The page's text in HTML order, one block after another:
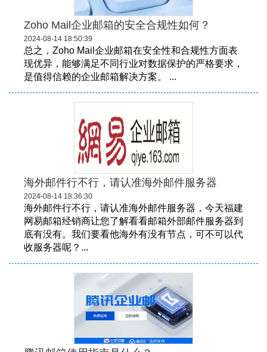
Zoho Mail企业邮箱的安全合规性如何？
2024-08-14 18:50:39
总之，Zoho Mail企业邮箱在安全性和合规性方面表
现优异，能够满足不同行业对数据保护的严格要求，
是值得信赖的企业邮箱解决方案。 ...
海外邮件行不行，请认准海外邮件服务器
2024-08-14 18:36:30
海外邮件行不行，请认准海外邮件服务器，今天福建
网易邮箱经销商让您了解看看邮箱外部邮件服务器到
底有没有。我们要看他海外有没有节点，可不可以代
收服务器呢？...